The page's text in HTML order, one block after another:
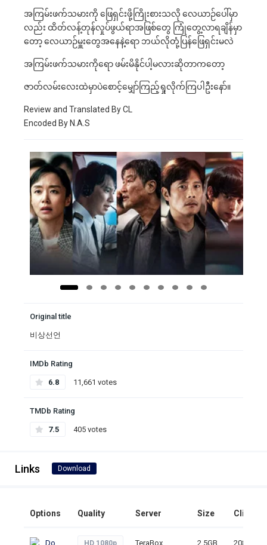
အကြမ်းဖက်သမားကို ဖြေရှင်းဖို့ကြိုးစားသလို လေယာဉ်ပေါ်မှာ
လည်း ထိတ်လန့်တုန်လှုပ်ဖွယ်ရာအဖြစ်တွေ ကြုံတွေ့လာရချိန်မှာ
တော့ လေယာဉ်မှူးတွေအနေနဲ့ရော ဘယ်လိုတုံ့ပြန်ဖြေရှင်းမလဲ
အကြမ်းဖက်သမားကိုရော ဖမ်းမိနိုင်ပါ့မလားဆိုတာကတော့
ဇာတ်လမ်းလေးထဲမှာပဲစောင့်မျှော်ကြည့်ရှုလိုက်ကြပါဦးနော်။
Review and Translated By CL
Encoded By N.A.S
Original title
비상선언
IMDb Rating
6.8 11,661 votes
TMDb Rating
7.5 405 votes
Links Download
Options Quality Server Size Clicks
Download TeraBox 2.5GB 208